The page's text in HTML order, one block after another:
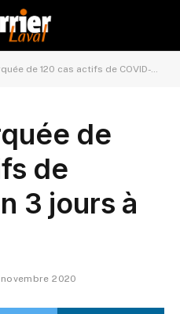
120 cas actifs de COVID-19 en 3 jours à Laval
de
de
3 jours à
2020